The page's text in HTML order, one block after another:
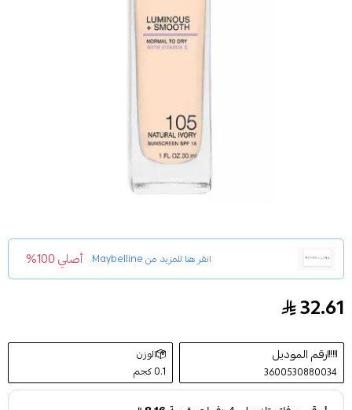
انقر هنا للمزيد منMaybelline أصلي 100%
كريم اساس فيت مي درجة ناتشورال ايفورى 105 - ميبيلين
32.61
رقم الموديل
3600530880034
الوزن
0.1 كجم